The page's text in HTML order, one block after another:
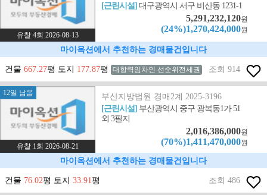
유찰 4회 2026-08-13
[근린시설]대구광역시 서구 비산동 1231-1
5,291,232,120원
(24%)1,270,424,000원
마이옥션에서 추천하는 경매물건입니다
건물 667.27평 토지 177.87평 대항력임차인 선순위전세권 조회 914
12일 남음
유찰 1회 2026-08-21
부산지방법원 경매2계 2025-3196
[근린시설] 부산광역시 중구 광복동1가 51
외 3필지
2,016,386,000원
(70%)1,411,470,000원
마이옥션에서 추천하는 경매물건입니다
건물 76.02평 토지 33.91평 조회 486